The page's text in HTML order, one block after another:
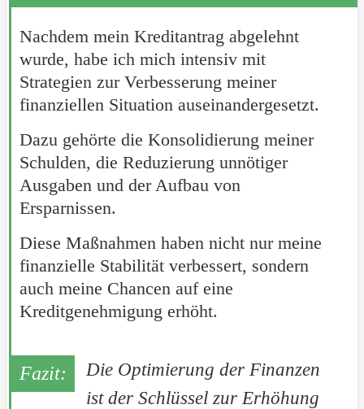
Nachdem mein Kreditantrag abgelehnt
wurde, habe ich mich intensiv mit
Strategien zur Verbesserung meiner
finanziellen Situation auseinandergesetzt.
Dazu gehörte die Konsolidierung meiner
Schulden, die Reduzierung unnötiger
Ausgaben und der Aufbau von
Ersparnissen.
Diese Maßnahmen haben nicht nur meine
finanzielle Stabilität verbessert, sondern
auch meine Chancen auf eine
Kreditgenehmigung erhöht.
Die Optimierung der Finanzen
ist der Schlüssel zur Erhöhung